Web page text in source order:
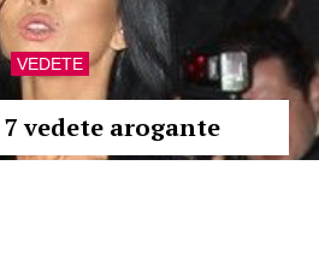
VEDETE
vedete arogante